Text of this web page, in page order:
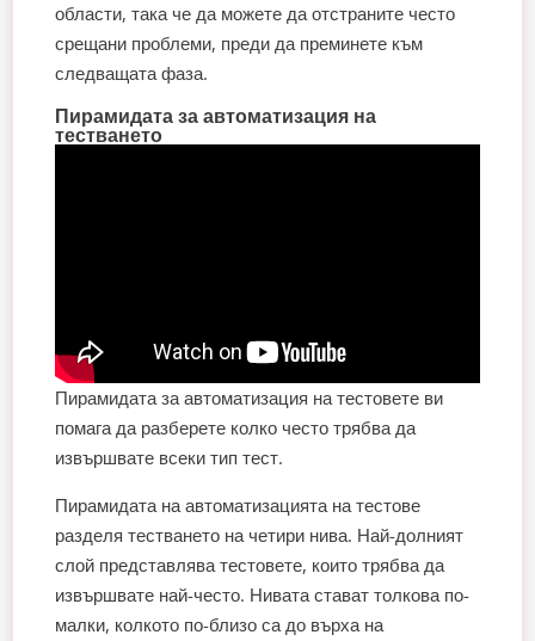
области, така че да можете да отстраните често
срещани проблеми, преди да преминете към
следващата фаза.
Пирамидата за автоматизация на
тестването
Пирамидата за автоматизация на тестовете ви
помага да разберете колко често трябва да
извършвате всеки тип тест.
Пирамидата на автоматизацията на тестове
разделя тестването на четири нива. Най-долният
слой представлява тестовете, които трябва да
извършвате най-често. Нивата стават толкова по-
малки, колкото по-близо са до върха на